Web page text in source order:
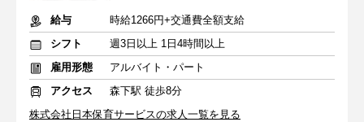
給与
時給1266円+交通費全額支給
シフト
週3日以上 1日4時間以上
雇用形態
アルバイト・パート
アクセス
森下駅 徒歩8分
株式会社日本保育サービスの求人一覧を見る